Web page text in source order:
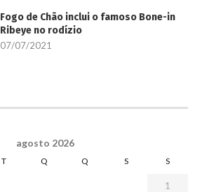
Fogo de Chão inclui o famoso Bone-in
Ribeye no rodízio
07/07/2021
agosto 2026
T Q Q S S
1